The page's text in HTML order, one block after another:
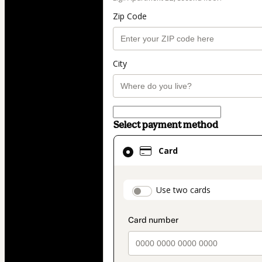
Zip Code
City
Select payment method
Card
Use two cards
Card
selected
method